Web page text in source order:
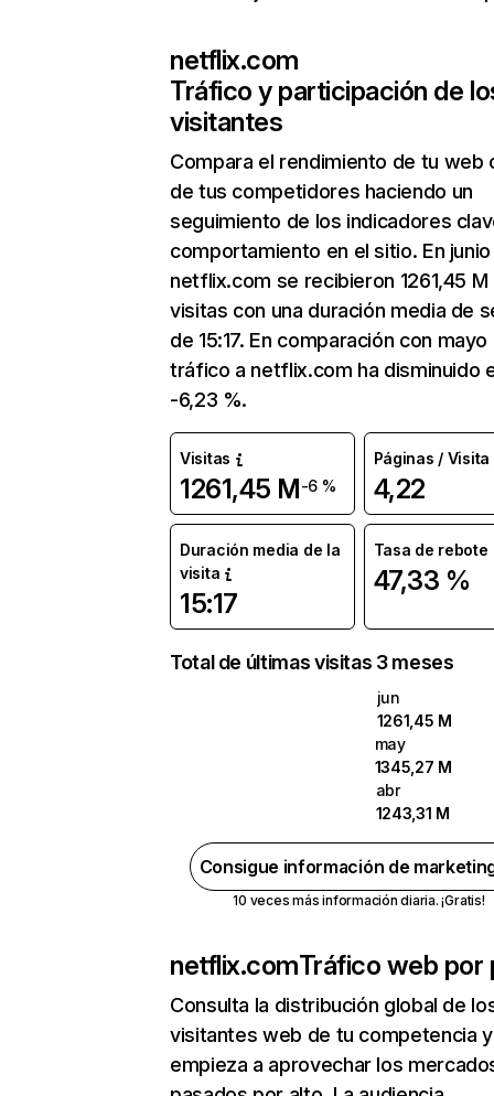
netflix.com
Tráfico y participación de
visitantes
Compara el rendimiento de tu web
de tus competidores haciendo un
seguimiento de los indicadores
comportamiento en el sitio. En junio
netflix.com se recibieron 1261,45 M
visitas con una duración media de
de 15:17. En comparación con mayo
tráfico a netflix.com ha disminuido
-6,23 %.
Visitas
1261,45 M-6 %
Páginas / Visita
4,22
Duración media de la
visita
15:17
Tasa de rebote
47,33 %
Total de últimas visitas 3 meses
jun
1261,45 M
may
1345,27 M
abr
1243,31 M
Consigue información de
10 veces más información diaria. ¡Gratis!
netflix.comTráfico web por
Consulta la distribución global de
visitantes web de tu competencia y
empieza a aprovechar los